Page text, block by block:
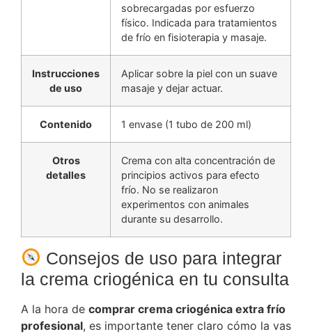
sobrecargadas por esfuerzo
físico. Indicada para tratamientos
de frío en fisioterapia y masaje.
Instrucciones
de uso
Aplicar sobre la piel con un suave
masaje y dejar actuar.
Contenido 1 envase (1 tubo de 200 ml)
Otros
detalles
Crema con alta concentración de
principios activos para efecto
frío. No se realizaron
experimentos con animales
durante su desarrollo.
Consejos de uso para integrar
la crema criogénica en tu consulta
A la hora de comprar crema criogénica extra frío
profesional, es importante tener claro cómo la vas